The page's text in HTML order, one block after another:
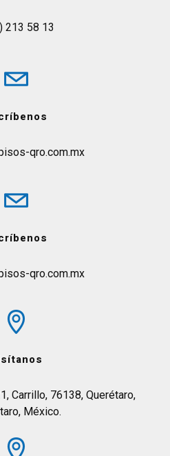
213 58 13
qro.com.mx
qro.com.mx
Carrillo, 76138, Querétaro,
México.